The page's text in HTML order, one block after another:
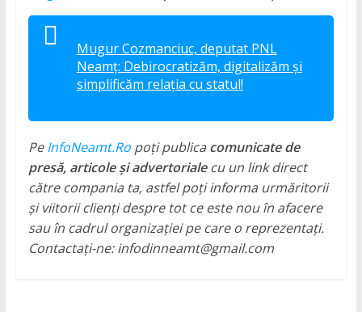
Mugur Cozmanciuc, deputat PNL
Neamț: Debirocratizăm, digitalizăm și
simplificăm relația cu statul!
PeInfoNeamt.Ropoți publica comunicate de
presă, articole și advertorialecu un link direct
către compania ta, astfel poți informa urmăritorii
și viitorii clienți despre tot ce este nou în afacere
sau în cadrul organizației pe care o reprezentați.
Contactați-ne: infodinneamt@gmail.com